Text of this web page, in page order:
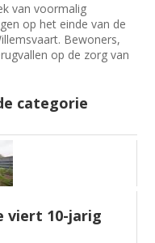
van voormalig
op het einde van de
Bewoners,
op de zorg van
categorie
viert 10-jarig